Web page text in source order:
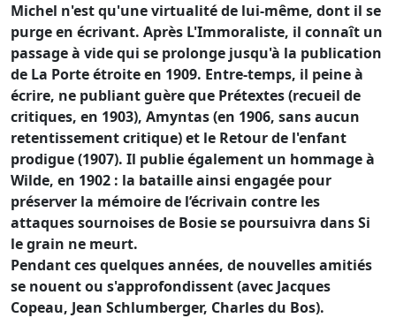
Michel n'est qu'une virtualité de lui-même, dont il se
purge en écrivant. Après L'Immoraliste, il connaît un
passage à vide qui se prolonge jusqu'à la publication
de La Porte étroite en 1909. Entre-temps, il peine à
écrire, ne publiant guère que Prétextes (recueil de
critiques, en 1903), Amyntas (en 1906, sans aucun
retentissement critique) et le Retour de l'enfant
prodigue (1907). Il publie également un hommage à
Wilde, en 1902 : la bataille ainsi engagée pour
préserver la mémoire de l’écrivain contre les
attaques sournoises de Bosie se poursuivra dans Si
le grain ne meurt.
Pendant ces quelques années, de nouvelles amitiés
se nouent ou s'approfondissent (avec Jacques
Copeau, Jean Schlumberger, Charles du Bos).